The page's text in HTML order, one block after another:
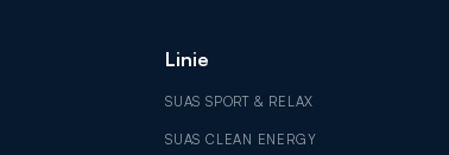
Linie
SUAS SPORT & RELAX
SUAS CLEAN ENERGY